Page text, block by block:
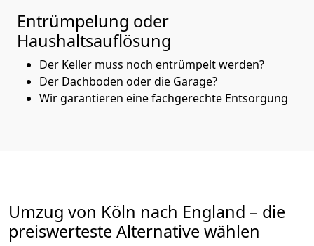
Entrümpelung oder
Haushaltsauflösung
Der Keller muss noch entrümpelt werden?
Der Dachboden oder die Garage?
Wir garantieren eine fachgerechte Entsorgung
Umzug von Köln nach England – die
preiswerteste Alternative wählen